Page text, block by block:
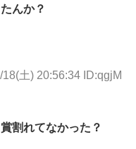
んか？
18(土) 20:56:34 ID:qgjM
割れてなかった？